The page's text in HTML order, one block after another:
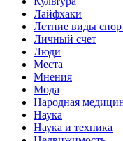
Лайфхаки
Летние виды
Личный счет
Люди
Места
Мнения
Мода
Народная
Наука
Наука и техника